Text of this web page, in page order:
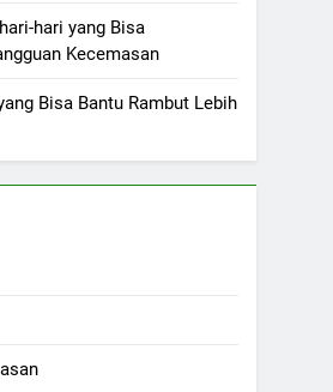
hari yang Bisa
Kecemasan
Bisa Bantu Rambut Lebih